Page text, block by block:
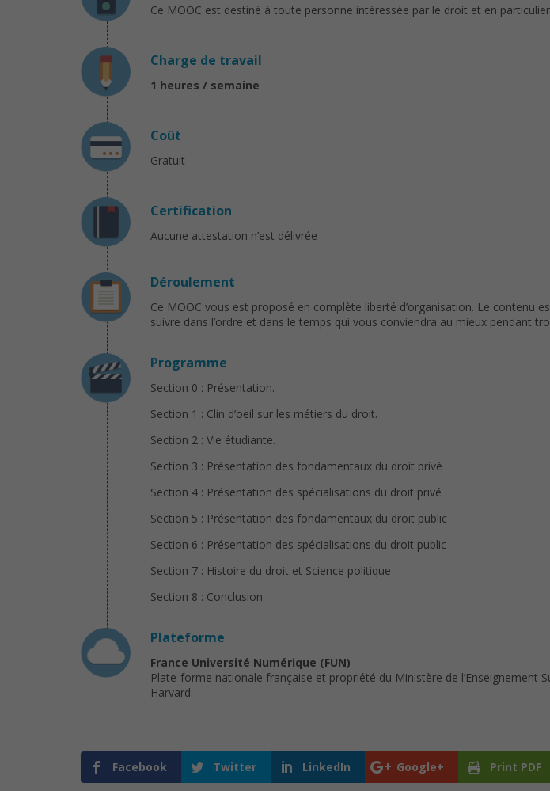
Ce MOOC est destiné à toute personne intéressée par le droit et en
Charge de travail
1 heures / semaine
Coût
Gratuit
Certification
Aucune attestation n’est délivrée
Déroulement
Ce MOOC vous est proposé en complète liberté d’organisation. Le contenu
suivre dans l’ordre et dans le temps qui vous conviendra au mieux pendant
Programme
Section 0 : Présentation.
Section 1 : Clin d’oeil sur les métiers du droit.
Section 2 : Vie étudiante.
Section 3 : Présentation des fondamentaux du droit privé
Section 4 : Présentation des spécialisations du droit privé
Section 5 : Présentation des fondamentaux du droit public
Section 6 : Présentation des spécialisations du droit public
Section 7 : Histoire du droit et Science politique
Section 8 : Conclusion
Plateforme
France Université Numérique (FUN)
Plate-forme nationale française et propriété du Ministère de l’Enseignement
Harvard.
Facebook Twitter LinkedIn Google+ Print PDF